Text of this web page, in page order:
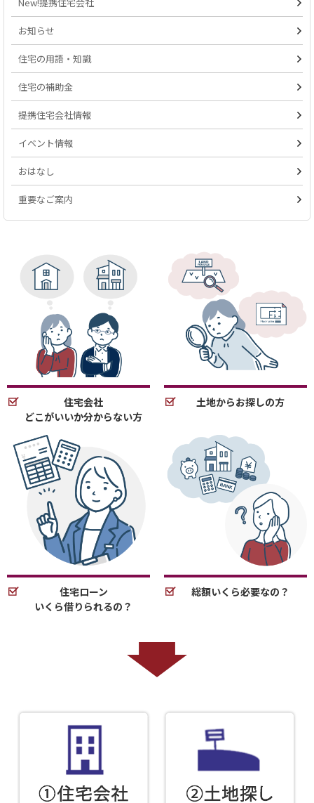
お知らせ
住宅の用語・知識
住宅の補助金
提携住宅会社情報
イベント情報
おはなし
重要なご案内
住宅会社
どこがいいか分からない方
土地からお探しの方
住宅ローン
いくら借りられるの？
総額いくら必要なの？